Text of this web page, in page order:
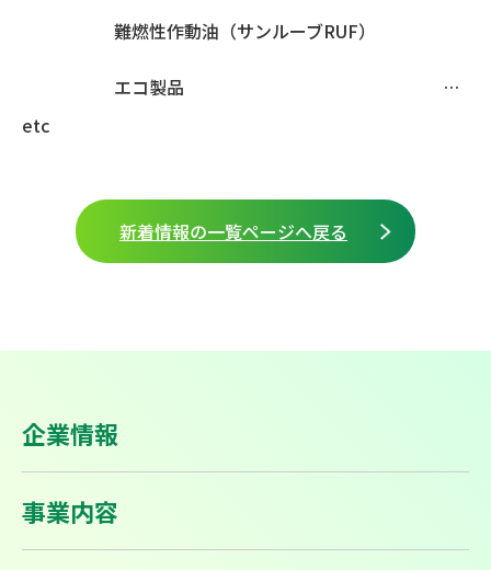
難燃性作動油（サンルーブRUF）
エコ製品 …
etc
新着情報の一覧ページへ戻る
企業情報
事業内容